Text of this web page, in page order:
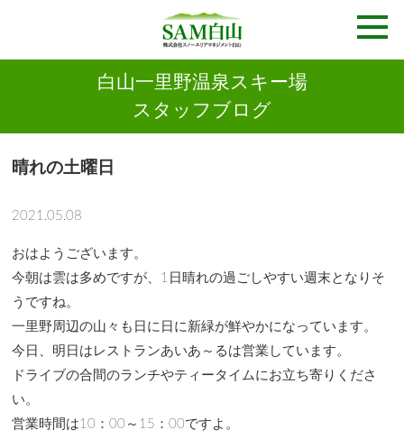
白山一里野温泉スキー場
スタッフブログ
晴れの土曜日
2021.05.08
おはようございます。
今朝は雲は多めですが、1日晴れの過ごしやすい週末となりそ
うですね。
一里野周辺の山々も日に日に新緑が鮮やかになっています。
今日、明日はレストランあいあ～るは営業しています。
ドライブの合間のランチやティータイムにお立ち寄りくださ
い。
営業時間は10：00～15：00ですよ。